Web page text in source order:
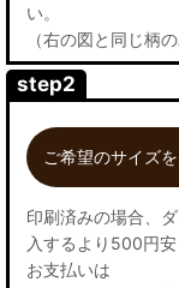
い。
（右の図と同じ柄の
step2
ご希望のサイズ
印刷済みの場合、
入するより500円安
お支払いは